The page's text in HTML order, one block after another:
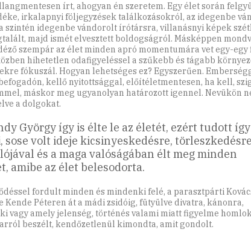
írt, ahogyan én szeretem. Egy élet során
irkalapnyi följegyzések találkozásokról, az idegenbe
szintén idegenbe vándorolt írótársra, villanásnyi képek
majd ismét elvesztett boldogságról. Másképpen
szempár az élet minden apró momentumára vet egy-egy
hihetetlen odafigyeléssel a szűkebb és tágabb
fókuszál. Hogyan lehetséges ez? Egyszerűen.
kellő nyitottsággal, előítéletmentesen, ha kell,
máskor meg ugyanolyan határozott igennel. Nevükön
a dolgokat.
György így is élte le az életét, ezért tudott így
sose volt ideje kicsinyeskedésre,
és a maga valóságában élt meg minden
amibe az élet belesodorta.
fordult minden és mindenki felé, a parasztpárti
Kende Péteren át a mádi zsidóig, fütyülve divatra, kánonra,
vagy amely jelenség, történés valami miatt figyelme
beszélt, kendőzetlenül kimondta, amit gondolt.